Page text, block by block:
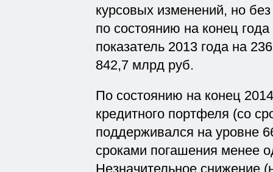
курсовых изменений, но
по состоянию на конец
показатель 2013 года на
842,7 млрд руб.
По состоянию на конец
кредитного портфеля (со
поддерживался на уровне
сроками погашения менее
Незначительное снижение